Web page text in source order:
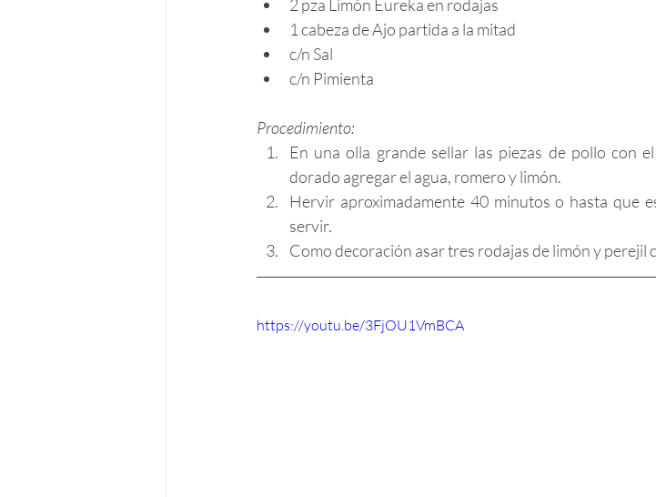
2 pza Limón Eureka en rodajas
1 cabeza de Ajo partida a la mitad
c/n Sal
c/n Pimienta
Procedimiento:
En una olla grande sellar las piezas de pollo con
dorado agregar el agua, romero y limón.
Hervir aproximadamente 40 minutos o hasta que
servir.
Como decoración asar tres rodajas de limón y perejil
https://youtu.be/3FjOU1VmBCA